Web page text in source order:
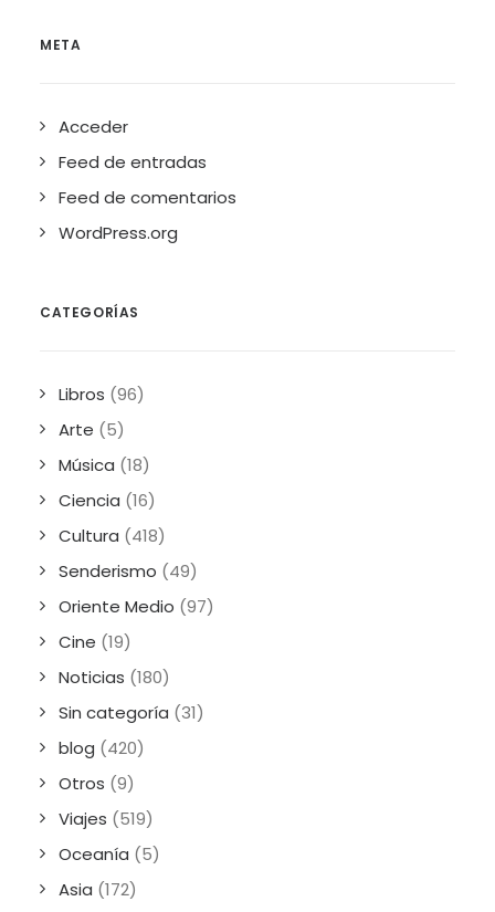
META
Acceder
Feed de entradas
Feed de comentarios
WordPress.org
CATEGORÍAS
Libros (96)
Arte (5)
Música (18)
Ciencia (16)
Cultura (418)
Senderismo (49)
Oriente Medio (97)
Cine (19)
Noticias (180)
Sin categoría (31)
blog (420)
Otros (9)
Viajes (519)
Oceanía (5)
Asia (172)